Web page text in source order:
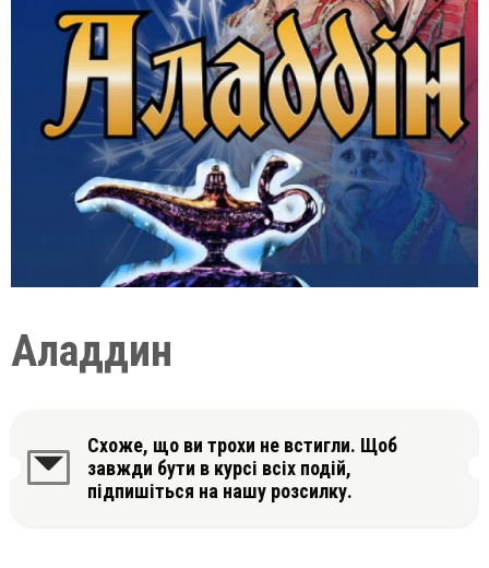
Аладдин
Схоже, що ви трохи не встигли. Щоб
завжди бути в курсі всіх подій,
підпишіться на нашу розсилку.